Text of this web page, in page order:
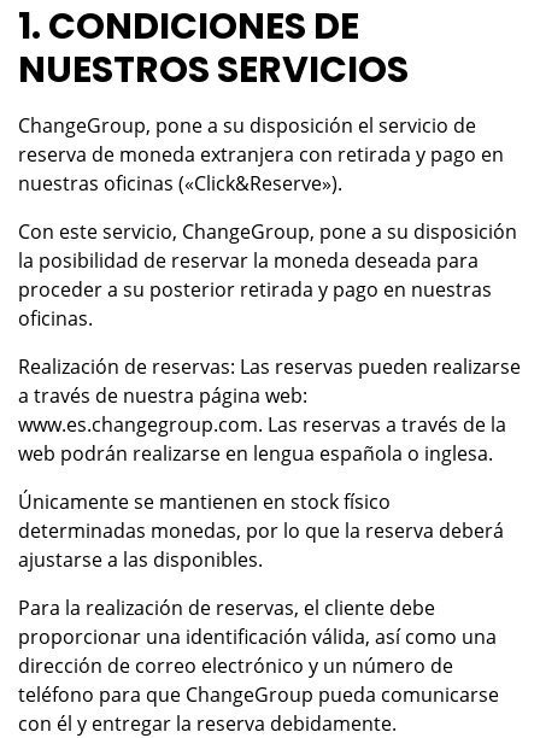
1. CONDICIONES DE
NUESTROS SERVICIOS
ChangeGroup, pone a su disposición el servicio de
reserva de moneda extranjera con retirada y pago en
nuestras oficinas («Click&Reserve»).
Con este servicio, ChangeGroup, pone a su disposición
la posibilidad de reservar la moneda deseada para
proceder a su posterior retirada y pago en nuestras
oficinas.
Realización de reservas: Las reservas pueden realizarse
a través de nuestra página web:
www.es.changegroup.com. Las reservas a través de la
web podrán realizarse en lengua española o inglesa.
Únicamente se mantienen en stock físico
determinadas monedas, por lo que la reserva deberá
ajustarse a las disponibles.
Para la realización de reservas, el cliente debe
proporcionar una identificación válida, así como una
dirección de correo electrónico y un número de
teléfono para que ChangeGroup pueda comunicarse
con él y entregar la reserva debidamente.